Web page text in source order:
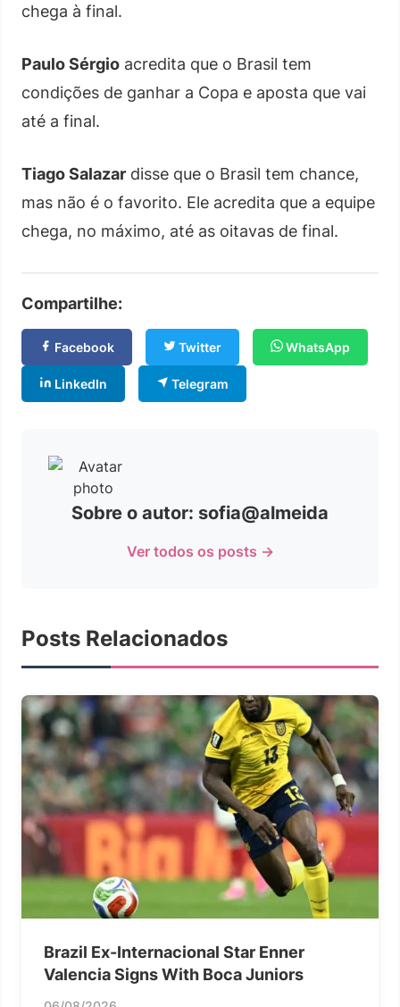
chega à final.
Paulo Sérgio acredita que o Brasil tem
condições de ganhar a Copa e aposta que vai
até a final.
Tiago Salazar disse que o Brasil tem chance,
mas não é o favorito. Ele acredita que a equipe
chega, no máximo, até as oitavas de final.
Compartilhe:
Facebook Twitter WhatsApp
LinkedIn Telegram
Sobre o autor: sofia@almeida
Ver todos os posts →
Posts Relacionados
Brazil Ex-Internacional Star Enner
Valencia Signs With Boca Juniors